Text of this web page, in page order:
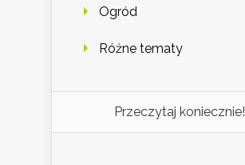
Ogród
Różne tematy
Przeczytaj koniecznie!